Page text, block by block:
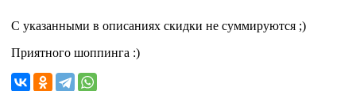
С указанными в описаниях скидки не суммируются ;)
Приятного шоппинга :)